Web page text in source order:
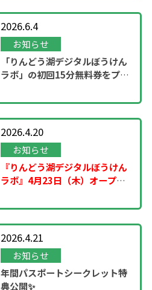
2026.6.4
お知らせ
「りんどう湖デジタルぼうけん
ラボ」の初回15分無料券をプレ
2026.4.20
お知らせ
『りんどう湖デジタルぼうけん
ラボ』4月23日（木）オープ
2026.4.21
お知らせ
年間パスポートシークレット特
典公開✨